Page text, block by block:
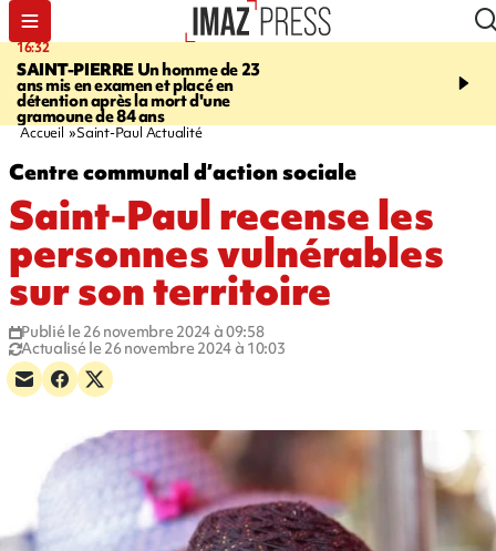
16:32
SAINT-PIERREUn homme de 23
ans mis en examen et placé en
détention après la mort d'une
gramoune de 84 ans
21:08
et Turquie scellent un
Accueil Saint-Paul Actualité
Centre communal d’action sociale
Saint-Paul recense les
personnes vulnérables
sur son territoire
Publié le 26 novembre 2024 à 09:58
Actualisé le 26 novembre 2024 à 10:03